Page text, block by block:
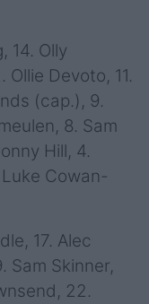
14. Olly
Ollie Devoto, 11.
(cap.), 9.
8. Sam
Hill, 4.
Cowan-
17. Alec
Sam Skinner,
22.